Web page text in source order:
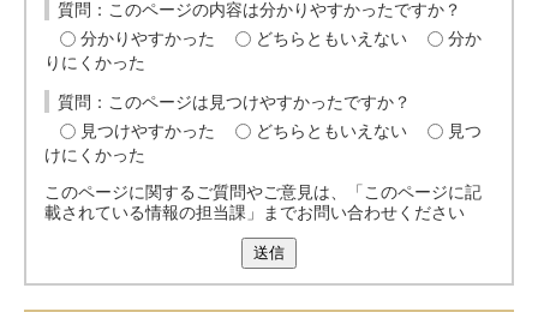
質問：このページの内容は分かりやすかったですか？
分かりやすかった
どちらともいえない
分か
りにくかった
質問：このページは見つけやすかったですか？
見つけやすかった
どちらともいえない
見つ
けにくかった
このページに関するご質問やご意見は、「このページに記
載されている情報の担当課」までお問い合わせください
送信